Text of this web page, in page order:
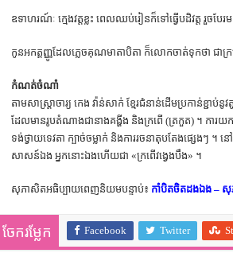
ឧទាហរណ៍ៈ ក្មេង​វត្ត​ខ្លះ ពេល​ឈប់​រៀន​ក៏​ទៅ​ធ្វើ​បដិវត្ត រួច​ប
កូន​អកត្តញ្ញូ​ដែល​ភ្លេច​គុណ​មាតា​បិតា ​ក៏​លោក​ចាត់​ទុក​ថា ជា​ក្រព
កំណត់​ចំណាំ
តាម​សាស្ត្រាចារ្យ កេង វ៉ាន់សាក់ ខ្មែរ​ជំនាន់​ដើម​ប្រកាន់​ខ្
ដែល​មាន​រូប​តំណាង​ជា​នាងគង្ហីង និង​ក្រពើ (ត្រកួត) ។ ការ​
ទង់​ថ្វាយ​ទេវតា ក្បាច់​ចម្លាក់ និង​ការ​រចនា​តុបតែង​ផ្សេងៗ ។
សាសន៍​ឯង អ្នក​នោះ​ឯង​ហើយ​ជា​ «ក្រពើ​វង្វេង​បឹង» ។
សុភាសិតអធិប្បាយពេញនិយមបន្ទាប់៖ កាំបិតចិតដងឯង – សុ
ចែករម្លែក Facebook Twitter